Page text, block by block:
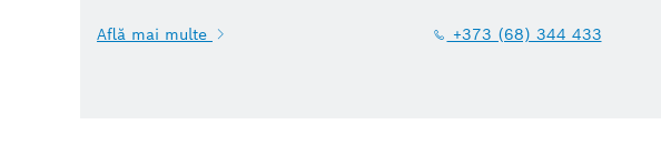
Află mai multe +373 (68) 344 433